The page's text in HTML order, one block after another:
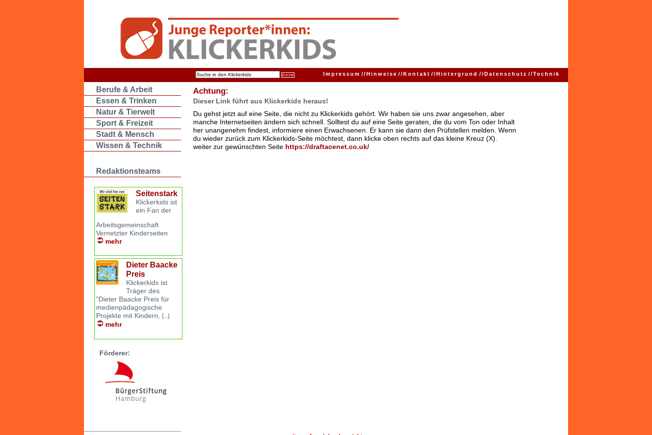
Impressum //Hinweise //Kontakt //Hintergrund //Datenschutz //Technik
Berufe & Arbeit
Essen & Trinken
Natur & Tierwelt
Sport & Freizeit
Stadt & Mensch
Wissen & Technik
Redaktionsteams
Seitenstark
Klickerkids ist
ein Fan der
Arbeitsgemeinschaft
Vernetzter Kinderseiten
mehr
Dieter Baacke
Preis
Klickerkids ist
Träger des
"Dieter Baacke Preis für
medienpädagogische
Projekte mit Kindern, [...]
mehr
Förderer:
Achtung:
Dieser Link führt aus Klickerkids heraus!
Du gehst jetzt auf eine Seite, die nicht zu Klickerkids gehört. Wir haben sie uns zwar angesehen, aber
manche Internetseiten ändern sich schnell. Solltest du auf eine Seite geraten, die du vom Ton oder Inhalt
her unangenehm findest, informiere einen Erwachsenen. Er kann sie dann den Prüfstellen melden. Wenn
du wieder zurück zum Klickerkids-Seite möchtest, dann klicke oben rechts auf das kleine Kreuz (X).
weiter zur gewünschten Seite https://draftacenet.co.uk/